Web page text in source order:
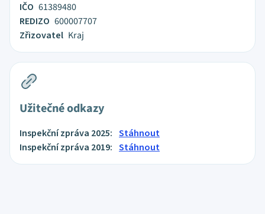
IČO 61389480
REDIZO 600007707
Zřizovatel Kraj
Užitečné odkazy
Inspekční zpráva 2025: Stáhnout
Inspekční zpráva 2019: Stáhnout